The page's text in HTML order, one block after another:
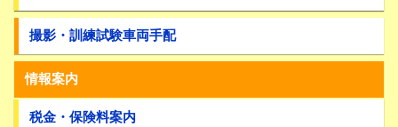
撮影・訓練試験車両手配
情報案内
税金・保険料案内